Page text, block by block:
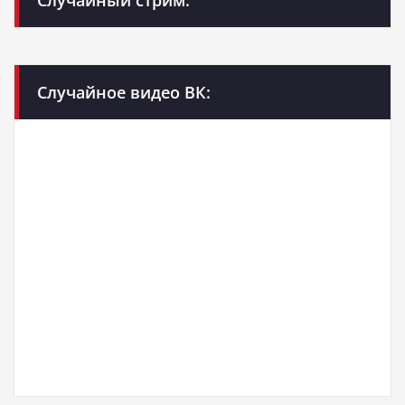
Случайное видео ВК: